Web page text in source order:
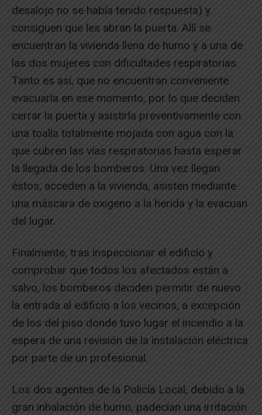
desalojo no se había tenido respuesta) y
consiguen que les abran la puerta. Allí se
encuentran la vivienda llena de humo y a una de
las dos mujeres con dificultades respiratorias.
Tanto es así, que no encuentran conveniente
evacuarla en ese momento, por lo que deciden
cerrar la puerta y asistirla preventivamente con
una toalla totalmente mojada con agua con la
que cubren las vías respiratorias hasta esperar
la llegada de los bomberos. Una vez llegan
éstos, acceden a la vivienda, asisten mediante
una máscara de oxigeno a la herida y la evacuan
del lugar.
Finalmente, tras inspeccionar el edificio y
comprobar que todos los afectados están a
salvo, los bomberos deciden permitir de nuevo
la entrada al edificio a los vecinos, a excepción
de los del piso donde tuvo lugar el incendio a la
espera de una revisión de la instalación eléctrica
por parte de un profesional.
Los dos agentes de la Policía Local, debido a la
gran inhalación de humo, padecían una irritación